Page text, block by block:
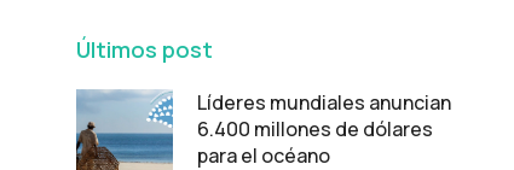
Últimos post
Líderes mundiales anuncian
6.400 millones de dólares
para el océano